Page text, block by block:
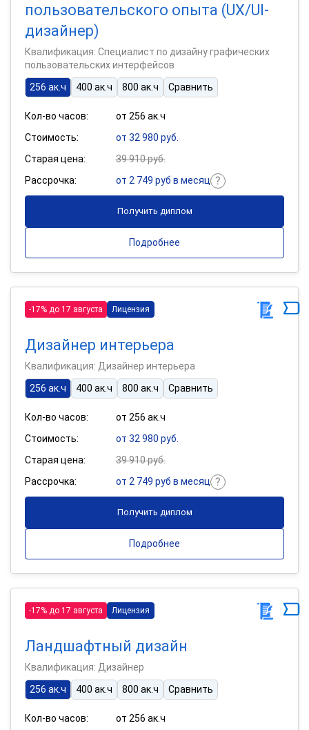
пользовательского опыта (UX/UI-
дизайнер)
Квалификация: Специалист по дизайну графических
пользовательских интерфейсов
256 ак.ч
400 ак.ч 800 ак.ч Сравнить
Кол-во часов:
от 256 ак.ч
Стоимость:
от 32 980 руб.
Старая цена:
39 910 руб.
Рассрочка:
от 2 749 руб в месяц
Получить диплом
Подробнее
-17% до 17 августа Лицензия
Дизайнер интерьера
Квалификация: Дизайнер интерьера
256 ак.ч
400 ак.ч 800 ак.ч Сравнить
Кол-во часов:
от 256 ак.ч
Стоимость:
от 32 980 руб.
Старая цена:
39 910 руб.
Рассрочка:
от 2 749 руб в месяц
Получить диплом
Подробнее
-17% до 17 августа Лицензия
Ландшафтный дизайн
Квалификация: Дизайнер
256 ак.ч
400 ак.ч 800 ак.ч Сравнить
Кол-во часов: от 256 ак.ч